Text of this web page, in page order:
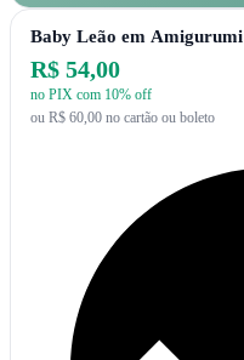
Baby Leão em Amigurumi
R$ 54,00
no PIX com 10% off
ou R$ 60,00 no cartão ou boleto